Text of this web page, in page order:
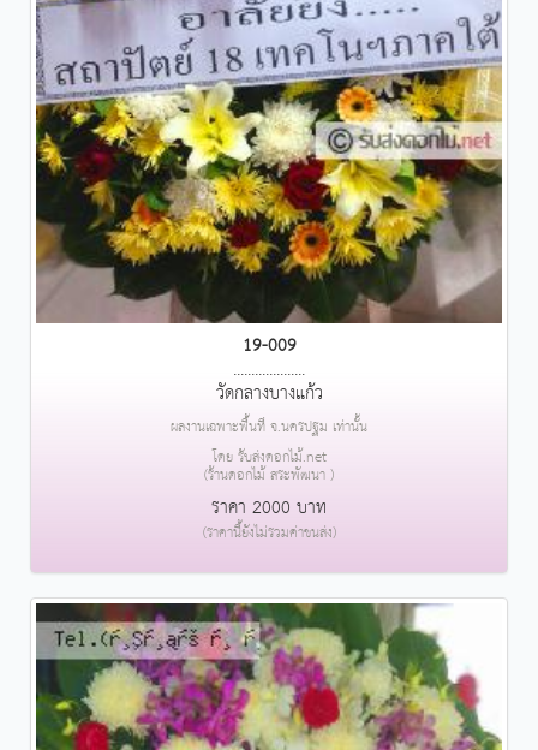
19-009
....................
วัดกลางบางแก้ว
ผลงานเฉพาะพื้นที่ จ.นครปฐม เท่านั้น
โดย รับส่งดอกไม้.net
(ร้านดอกไม้ สระพัฒนา )
ราคา 2000 บาท
(ราคานี้ยังไม่รวมค่าขนส่ง)